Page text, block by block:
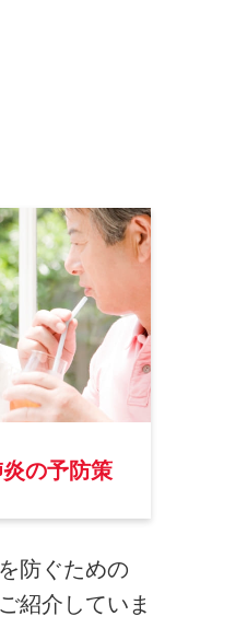
の予防策
防ぐための
紹介していま